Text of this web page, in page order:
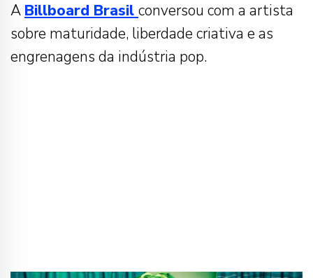
A Billboard Brasil conversou com a artista
sobre maturidade, liberdade criativa e as
engrenagens da indústria pop.